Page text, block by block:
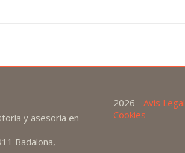
y asesoría en
Badalona,
2026 -Avís Legal
Cookies